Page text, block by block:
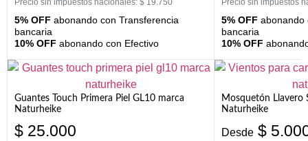
Precio sin impuestos nacionales: $ 19.750
5% OFF abonando con Transferencia
bancaria
10% OFF abonando con Efectivo
Precio sin impuestos
5% OFF abonando
bancaria
10% OFF
Guantes Touch Primera Piel GL10 marca
Naturheike
$ 25.000
Mosquetón Llavero
Naturheike
Desde $